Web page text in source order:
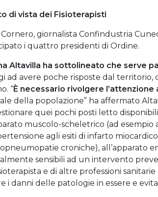
di vista dei Fisioterapisti
giornalista Confindustria
i quattro presidenti di Ordine.
Altavilla ha sottolineato che serve
ad avere poche risposte dal territorio,
“È necessario rivolgere l’attenzione
della popolazione” ha affermato
quei pochi posti letto
muscolo-scheletrico (ad esempio
agli esiti di infarto
croniche), all’apparato
sensibili ad un intervento
e di altre professioni
i danni delle patologie in essere e